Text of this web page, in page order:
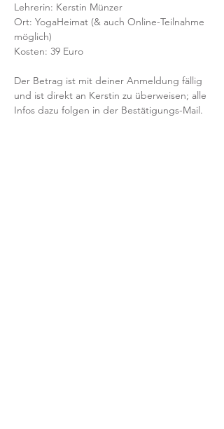
Lehrerin: Kerstin Münzer
Ort: YogaHeimat (& auch Online-Teilnahme
möglich)
Kosten: 39 Euro
Der Betrag ist mit deiner Anmeldung fällig
und ist direkt an Kerstin zu überweisen; alle
Infos dazu folgen in der Bestätigungs-Mail.